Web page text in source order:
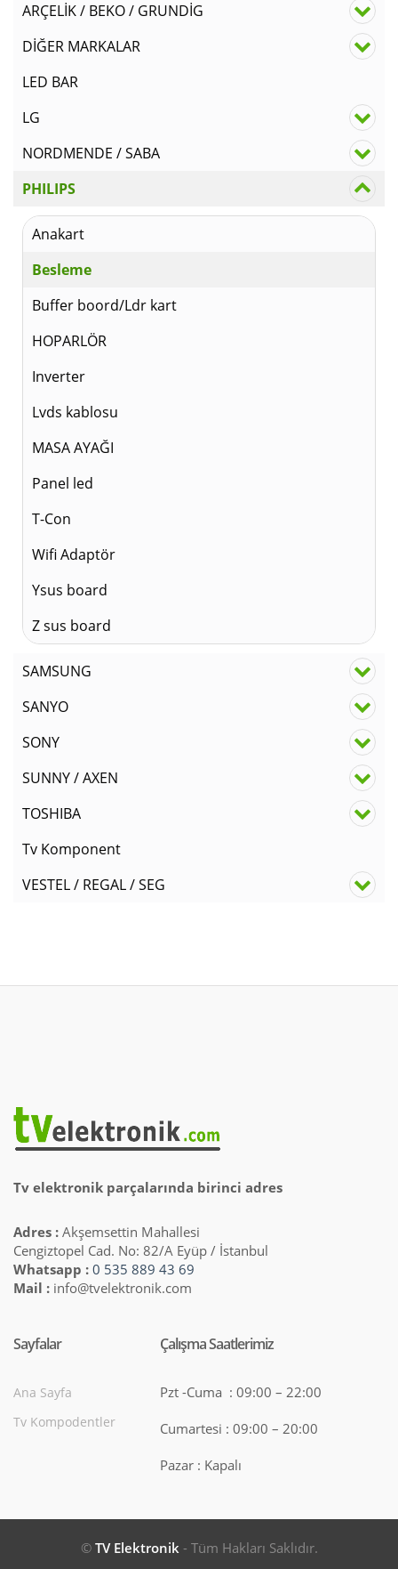
ARÇELİK / BEKO / GRUNDİG
DİĞER MARKALAR
LED BAR
LG
NORDMENDE / SABA
PHILIPS
Anakart
Besleme
Buffer boord/Ldr kart
HOPARLÖR
Inverter
Lvds kablosu
MASA AYAĞI
Panel led
T-Con
Wifi Adaptör
Ysus board
Z sus board
SAMSUNG
SANYO
SONY
SUNNY / AXEN
TOSHIBA
Tv Komponent
VESTEL / REGAL / SEG
Tv elektronik parçalarında birinci adres
Adres : Akşemsettin Mahallesi
Cengiztopel Cad. No: 82/A Eyüp / İstanbul
Whatsapp : 0 535 889 43 69
Mail : info@tvelektronik.com
Sayfalar
Ana Sayfa
Tv Kompodentler
Çalışma Saatlerimiz
Pzt -Cuma : 09:00 – 22:00
Cumartesi : 09:00 – 20:00
Pazar : Kapalı
© TV Elektronik- Tüm Hakları Saklıdır.